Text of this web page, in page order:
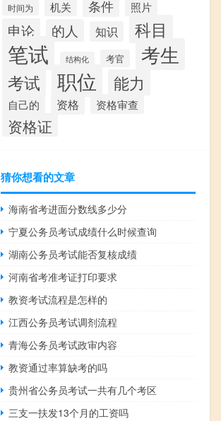
时间为 机关 条件 照片
申论 的人 知识 科目
笔试 结构化 考官 考生
考试 职位 能力
自己的 资格 资格审查
资格证
猜你想看的文章
海南省考进面分数线多少分
宁夏公务员考试成绩什么时候查询
湖南公务员考试能否复核成绩
河南省考准考证打印要求
教资考试流程是怎样的
江西公务员考试调剂流程
青海公务员考试政审内容
教资通过率算缺考的吗
贵州省公务员考试一共有几个考区
三支一扶发13个月的工资吗